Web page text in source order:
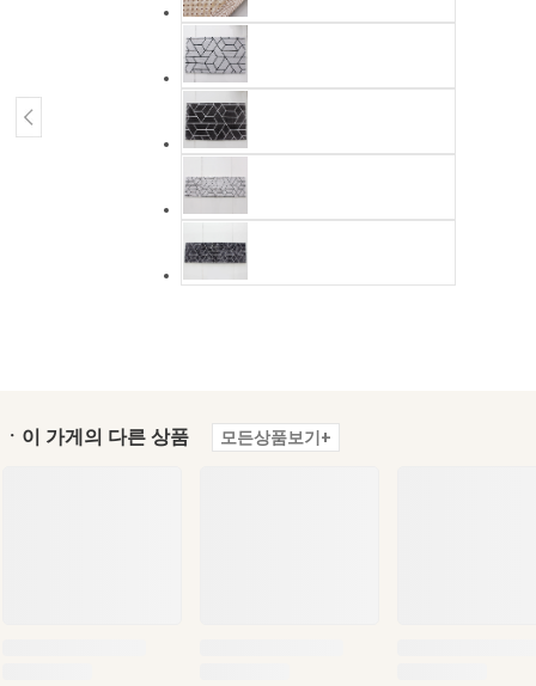
ㆍ이 가게의 다른 상품 모든상품보기+